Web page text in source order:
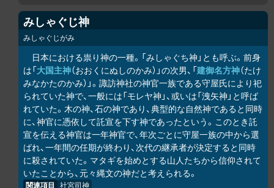
みしゃぐじ神
みしゃぐじがみ
日本における祟り神の一種。「みしゃぐち神」とも呼ぶ。前身
は「大国主神（おおくにぬしのかみ）」の次男、「建御名方神（たけ
みなかたのかみ）」。諏訪神社の神官一族である守屋氏により祀
られていた神で、一般には「モレヤ神」、或いは「洩矢神」と呼ば
れていた。木の神、石の神であり、典型的な自然神であると同時
に、神官に憑依して託宣を下す神であったという。このとき託
宣を伝える神官は一年神官で、年次ごとに守屋一族の中から選
ばれ、一年間の任期が終わり、次代の継承者が決定すると同時
に殺されていた。マタギを始めとする山人たちから信仰されて
いたことから、元々縄文の神だと考えられる。
関連項目 社宮司神